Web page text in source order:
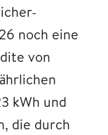
noch eine
von
kWh und
die durch